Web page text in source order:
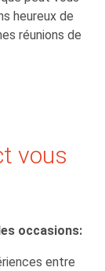
heureux de
réunions de
vous
occasions:
entre